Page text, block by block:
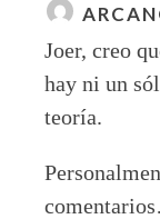
Joer, creo
hay ni un
teoría.